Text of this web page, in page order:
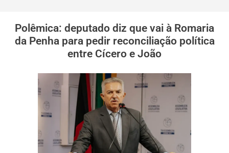
Polêmica: deputado diz que vai à Romaria
da Penha para pedir reconciliação política
entre Cícero e João